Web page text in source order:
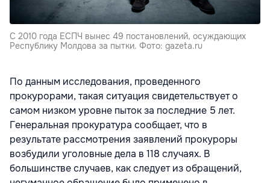
С 2010 года ЕСПЧ вынес 49 постановлений, осуждающих
Республику Молдова за пытки. Фото: gazeta.ru
По данным исследования, проведенного
прокурорами, такая ситуация свидетельствует о
самом низком уровне пыток за последние 5 лет.
Генеральная прокуратура сообщает, что в
результате рассмотрения заявлений прокуроры
возбудили уголовные дела в 118 случаях. В
большинстве случаев, как следует из обращений,